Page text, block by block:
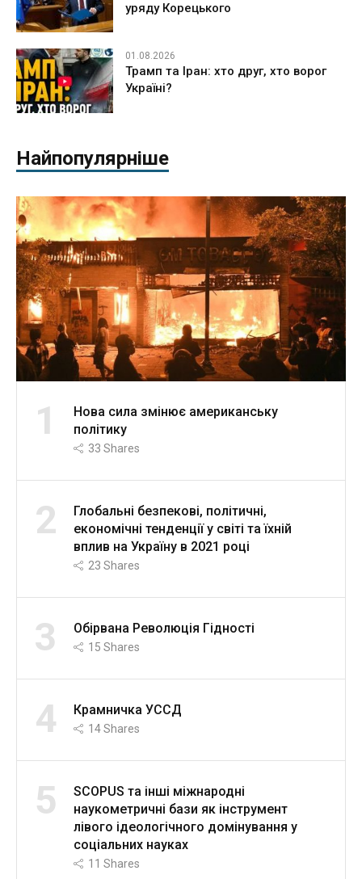
уряду Корецького
01.08.2026
Трамп та Іран: хто друг, хто ворог
Україні?
Найпопулярніше
1
Нова сила змінює американську
політику
33 Shares
2
Глобальні безпекові, політичні,
економічні тенденції у світі та їхній
вплив на Україну в 2021 році
23 Shares
3 Обірвана Революція Гідності
15 Shares
4 Крамничка УССД
14Shares
5
SCOPUS та інші міжнародні
наукометричні бази як інструмент
лівого ідеологічного домінування у
соціальних науках
11 Shares